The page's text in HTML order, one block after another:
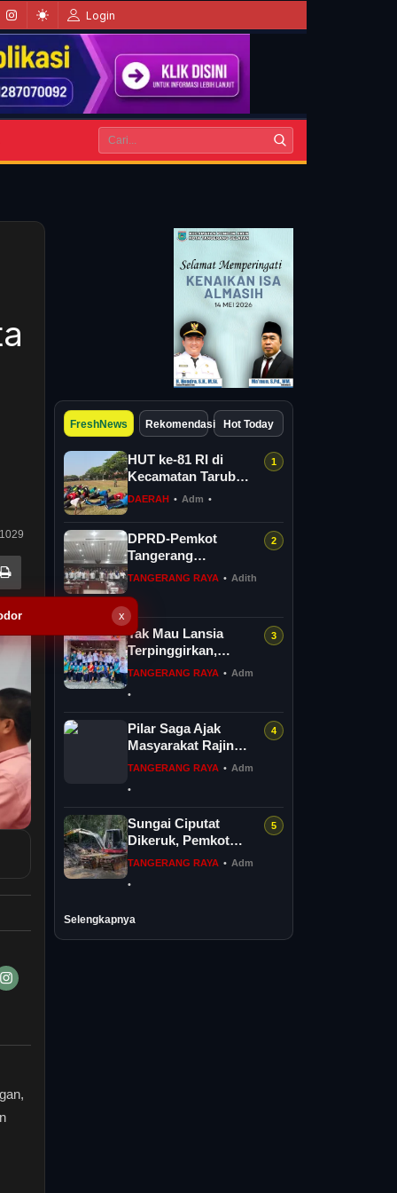
Login
1029
FreshNews Rekomendasi Hot Today
HUT ke-81 RI di
Kecamatan Tarub
Tegal Bakal
Permainan Gobak
Sodor
DAERAH • Adm •
DPRD-Pemkot
Tangerang
Perjuangkan
Penuh Waktu
TANGERANG RAYA • Adith
•
Tak Mau Lansia
Terpinggirkan,
Benyamin Perkuat 36
TANGERANG RAYA • Adm
•
Pilar Saga Ajak
Masyarakat Rajin
Konsusmi Ikan
TANGERANG RAYA • Adm
•
Sungai Ciputat
Dikeruk, Pemkot
Tangsel Perkuat
Banjir
TANGERANG RAYA • Adm
•
Selengkapnya
x